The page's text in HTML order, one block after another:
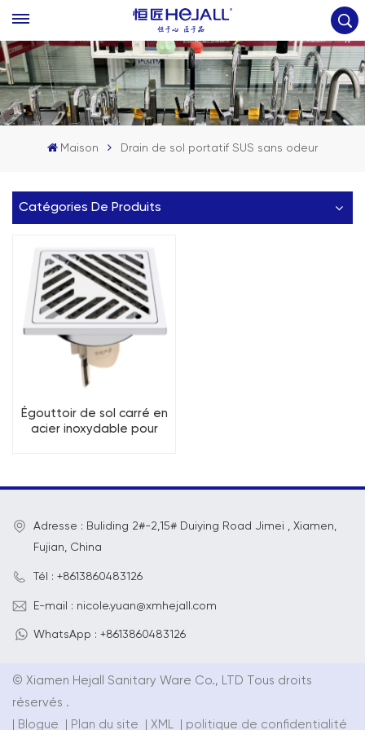
Maison Drain de sol portatif SUS sans odeur
Catégories De Produits
Égouttoir de sol carré en
acier inoxydable pour
Adresse : Buliding 2#-2,15# Duiying Road Jimei , Xiamen,
Fujian, China
Tél : +8613860483126
E-mail : nicole.yuan@xmhejall.com
WhatsApp : +8613860483126
© Xiamen Hejall Sanitary Ware Co., LTD Tous droits
réservés .
Blogue Plan du site XML politique de confidentialité